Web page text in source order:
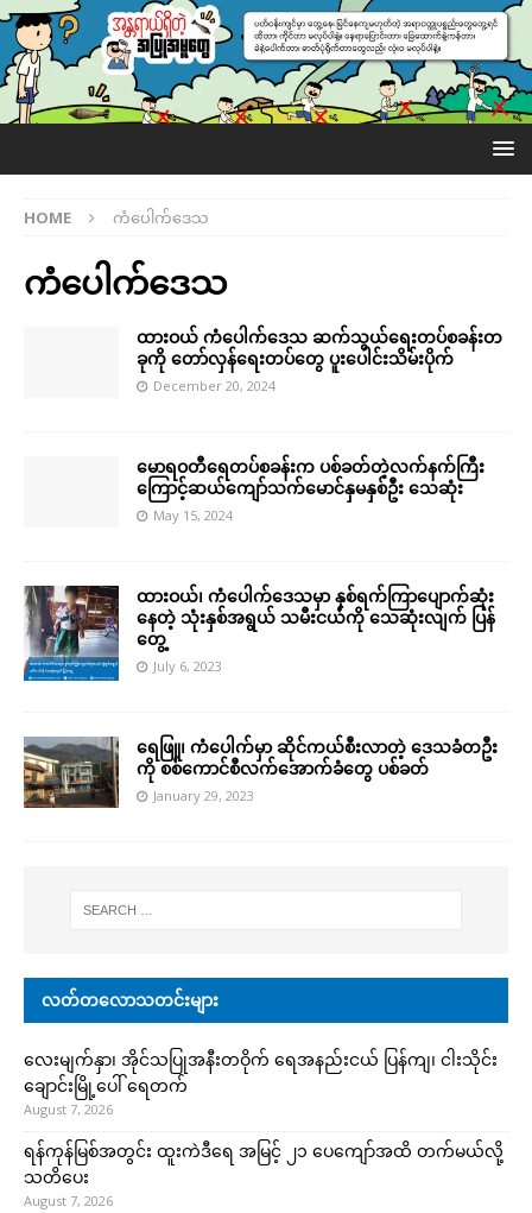
HOME ကံပေါက်ဒေသ
ကံပေါက်ဒေသ
ထားဝယ် ကံပေါက်ဒေသ ဆက်သွယ်ရေးတပ်စခန်းတ
ခုကို တော်လှန်ရေးတပ်တွေ ပူးပေါင်းသိမ်းပိုက်
December 20, 2024
မောရဝတီရေတပ်စခန်းက ပစ်ခတ်တဲ့လက်နက်ကြီး
ကြောင့်ဆယ်ကျော်သက်မောင်နှမနှစ်ဦး သေဆုံး
May 15, 2024
ထားဝယ်၊ ကံပေါက်ဒေသမှာ နှစ်ရက်ကြာပျောက်ဆုံး
နေတဲ့ သုံးနှစ်အရွယ် သမီးငယ်ကို သေဆုံးလျက် ပြန်
တွေ့
July 6, 2023
ရေဖြူ၊ ကံပေါက်မှာ ဆိုင်ကယ်စီးလာတဲ့ ဒေသခံတဦး
ကို စစ်ကောင်စီလက်အောက်ခံတွေ ပစ်ခတ်
January 29, 2023
လတ်တလောသတင်းများ
လေးမျက်နှာ၊ အိုင်သပြုအနီးတဝိုက် ရေအနည်းငယ် ပြန်ကျ၊ ငါးသိုင်း
ချောင်းမြို့ပေါ် ရေတက်
August 7, 2026
ရန်ကုန်မြစ်အတွင်း ထူးကဲဒီရေ အ​မြင့် ၂၁ ပေကျော်အထိ တက်မယ်လို့
သတိပေး
August 7, 2026